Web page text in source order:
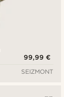
99,99 €
SEIZMONT